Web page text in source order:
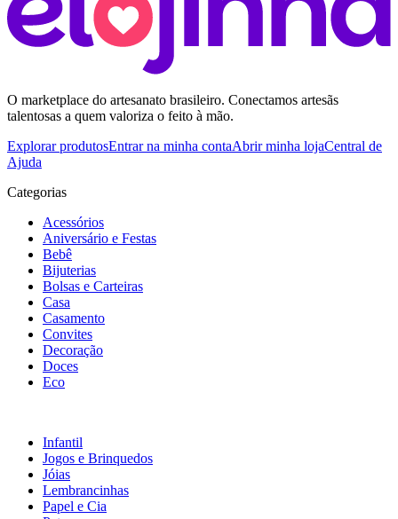
O marketplace do artesanato brasileiro. Conectamos artesãs
talentosas a quem valoriza o feito à mão.
Explorar produtosEntrar na minha contaAbrir minha lojaCentral de
Ajuda
Categorias
Acessórios
Aniversário e Festas
Bebê
Bijuterias
Bolsas e Carteiras
Casa
Casamento
Convites
Decoração
Doces
Eco
Infantil
Jogos e Brinquedos
Jóias
Lembrancinhas
Papel e Cia